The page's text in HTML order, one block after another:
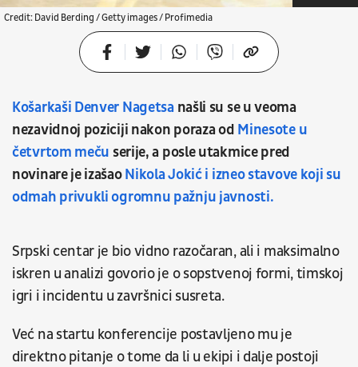
Credit: David Berding / Getty images / Profimedia
Košarkaši Denver Nagetsa našli su se u veoma
nezavidnoj poziciji nakon poraza od Minesote u
četvrtom meču serije, a posle utakmice pred
novinare je izašaoNikola Jokić i izneo stavove koji su
odmah privukli ogromnu pažnju javnosti.
Srpski centar je bio vidno razočaran, ali i maksimalno
iskren u analizi govorio je o sopstvenoj formi, timskoj
igri i incidentu u završnici susreta.
Već na startu konferencije postavljeno mu je
direktno pitanje o tome da li u ekipi i dalje postoji